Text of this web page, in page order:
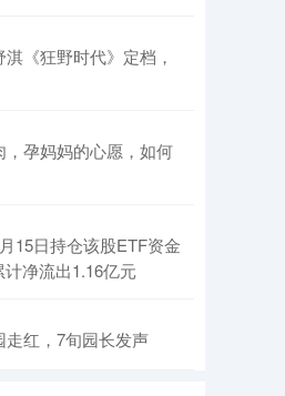
《狂野时代》定档，
孕妈妈的心愿，如何
15日持仓该股ETF资金
净流出1.16亿元
红，7旬园长发声